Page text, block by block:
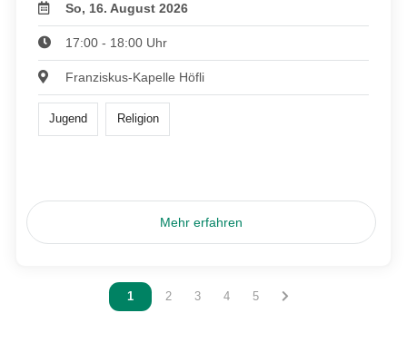
So, 16. August 2026
17:00 - 18:00 Uhr
Franziskus-Kapelle Höfli
Jugend Religion
Mehr erfahren
Vous êtes sur la page
1 Vous êtes sur la page
2 Vous êtes sur la page
3 Vous êtes sur la page
4 Vous êtes sur la page
5